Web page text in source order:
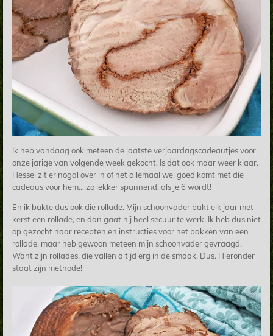
Ik heb vandaag ook meteen de laatste verjaardagscadeautjes voor
onze jarige van volgende week gekocht. Is dat ook maar weer klaar.
Hessel zit er nogal over in of het allemaal wel goed komt met die
cadeaus voor hem... zo lekker spannend, als je 6 wordt!
En ik bakte dus ook die rollade. Mijn schoonvader bakt elk jaar met
kerst een rollade, en dan gaat hij heel secuur te werk. Ik heb dus niet
op gezocht naar recepten en instructies voor het bakken van een
rollade, maar heb gewoon meteen mijn schoonvader gevraagd.
Want zijn rollades, die vallen altijd erg in de smaak. Dus. Hieronder
staat zijn methode!